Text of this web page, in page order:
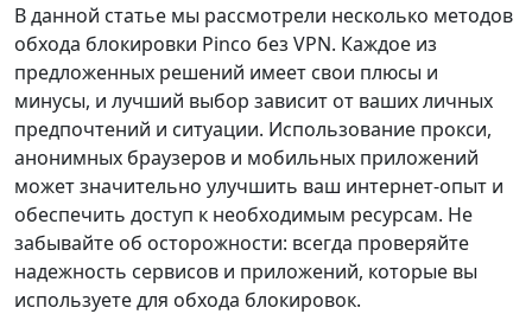
В данной статье мы рассмотрели несколько методов
обхода блокировки Pinco без VPN. Каждое из
предложенных решений имеет свои плюсы и
минусы, и лучший выбор зависит от ваших личных
предпочтений и ситуации. Использование прокси,
анонимных браузеров и мобильных приложений
может значительно улучшить ваш интернет-опыт и
обеспечить доступ к необходимым ресурсам. Не
забывайте об осторожности: всегда проверяйте
надежность сервисов и приложений, которые вы
используете для обхода блокировок.